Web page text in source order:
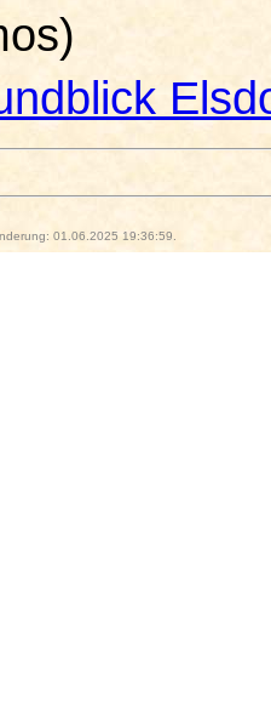
01.06.2025 19:36:59.